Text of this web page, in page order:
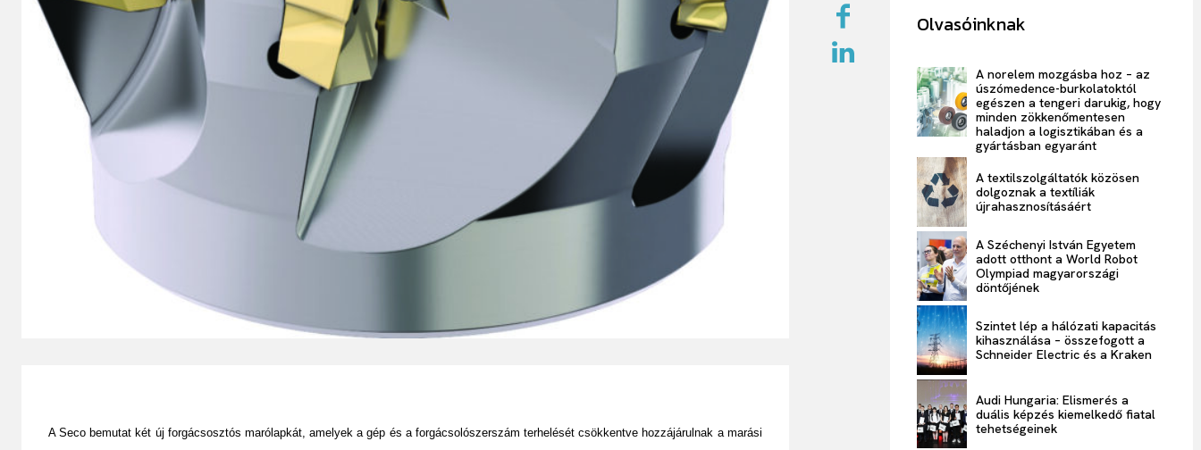
A Seco bemutat két új forgácsosztós marólapkát, amelyek a gép és a forgácsolószerszám terhelését csökkentve hozzájárulnak a marási
Olvasóinknak
A norelem mozgásba hoz – az
úszómedence-burkolatoktól
egészen a tengeri darukig, hogy
minden zökkenőmentesen
haladjon a logisztikában és a
gyártásban egyaránt
A textilszolgáltatók közösen
dolgoznak a textíliák
újrahasznosításáért
A Széchenyi István Egyetem
adott otthont a World Robot
Olympiad magyarországi
döntőjének
Szintet lép a hálózati kapacitás
kihasználása – összefogott a
Schneider Electric és a Kraken
Audi Hungaria: Elismerés a
duális képzés kiemelkedő fiatal
tehetségeinek